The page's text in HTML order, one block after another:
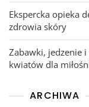
Ekspercka opieka
zdrowia skóry
Zabawki, jedzenie i
kwiatów dla
ARCHIWA